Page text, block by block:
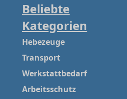
Beliebte
Kategorien
Hebezeuge
Transport
Werkstattbedarf
Arbeitsschutz